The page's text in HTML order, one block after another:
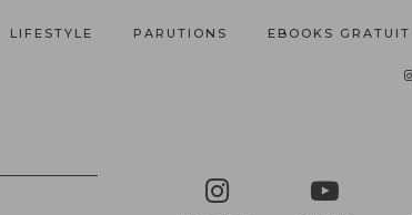
LIFESTYLE PARUTIONS EBOOKS GRATUIT